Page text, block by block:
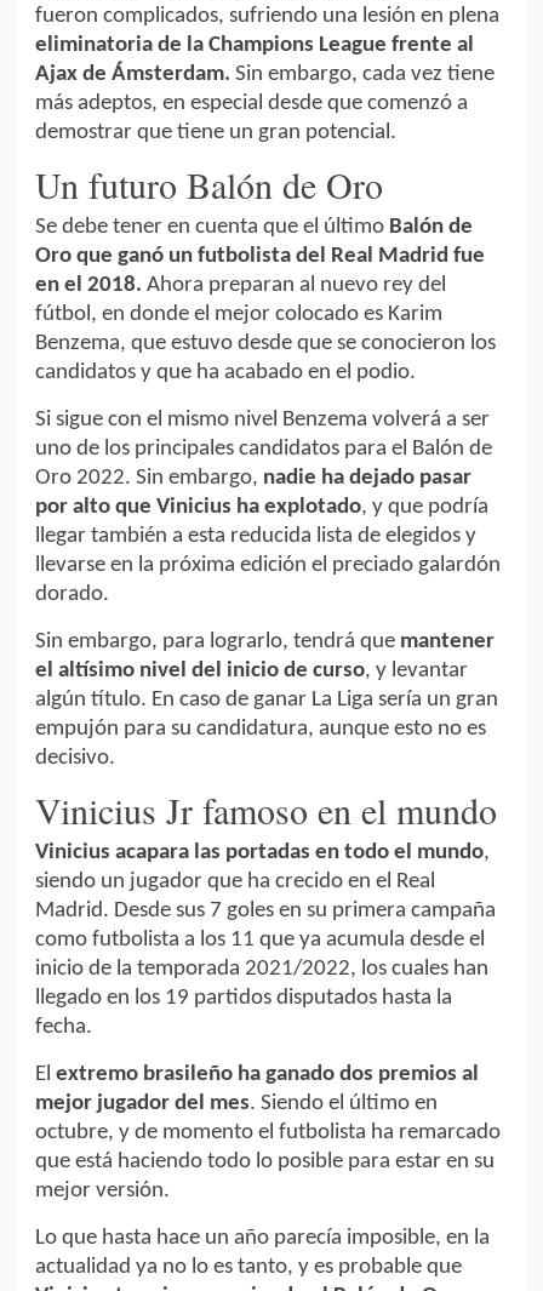
fueron complicados, sufriendo una lesión en plena
eliminatoria de la Champions League frente al
Ajax de Ámsterdam. Sin embargo, cada vez tiene
más adeptos, en especial desde que comenzó a
demostrar que tiene un gran potencial.
Un futuro Balón de Oro
Se debe tener en cuenta que el último Balón de
Oro que ganó un futbolista del Real Madrid fue
en el 2018. Ahora preparan al nuevo rey del
fútbol, en donde el mejor colocado es Karim
Benzema, que estuvo desde que se conocieron los
candidatos y que ha acabado en el podio.
Si sigue con el mismo nivel Benzema volverá a ser
uno de los principales candidatos para el Balón de
Oro 2022. Sin embargo, nadie ha dejado pasar
por alto que Vinicius ha explotado, y que podría
llegar también a esta reducida lista de elegidos y
llevarse en la próxima edición el preciado galardón
dorado.
Sin embargo, para lograrlo, tendrá que mantener
el altísimo nivel del inicio de curso, y levantar
algún título. En caso de ganar La Liga sería un gran
empujón para su candidatura, aunque esto no es
decisivo.
Vinicius Jr famoso en el mundo
Vinicius acapara las portadas en todo el mundo,
siendo un jugador que ha crecido en el Real
Madrid. Desde sus 7 goles en su primera campaña
como futbolista a los 11 que ya acumula desde el
inicio de la temporada 2021/2022, los cuales han
llegado en los 19 partidos disputados hasta la
fecha.
El extremo brasileño ha ganado dos premios al
mejor jugador del mes. Siendo el último en
octubre, y de momento el futbolista ha remarcado
que está haciendo todo lo posible para estar en su
mejor versión.
Lo que hasta hace un año parecía imposible, en la
actualidad ya no lo es tanto, y es probable que